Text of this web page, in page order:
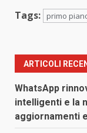
Tags: primo
ARTICOLI
WhatsApp
intelligenti e la
aggiornamenti